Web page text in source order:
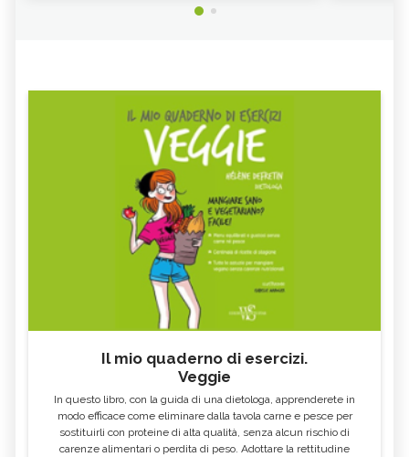
Il mio quaderno di esercizi.
Veggie
In questo libro, con la guida di una dietologa, apprenderete in
modo efficace come eliminare dalla tavola carne e pesce per
sostituirli con proteine di alta qualità, senza alcun rischio di
carenze alimentari o perdita di peso. Adottare la rettitudine